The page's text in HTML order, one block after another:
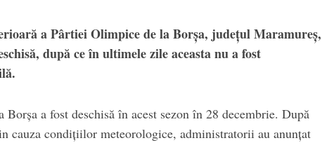
a Pârtiei Olimpice de la Borșa, județul Maramureș,
după ce în ultimele zile aceasta nu a fost
a fost deschisă în acest sezon în 28 decembrie. După
cauza condițiilor meteorologice, administratorii au anunțat